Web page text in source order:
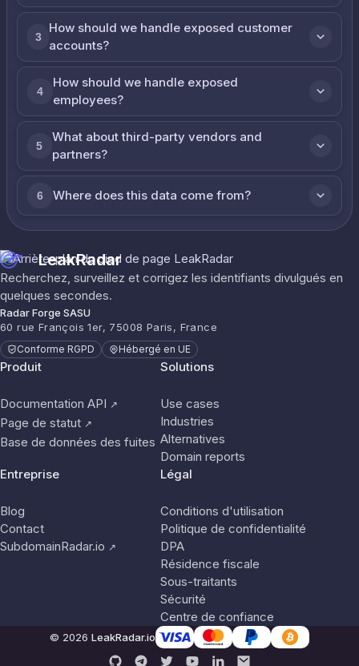
3
How should we handle exposed customer
accounts?
4
How should we handle exposed
employees?
5
What about third-party vendors and
partners?
6 Where does this data come from?
LeakRadar
Recherchez, surveillez et corrigez les identifiants divulgués en
quelques secondes.
Radar Forge SASU
60 rue François 1er, 75008 Paris, France
Conforme RGPD Hébergé en UE
Produit
Documentation API ↗
Page de statut ↗
Base de données des fuites
Solutions
Use cases
Industries
Alternatives
Domain reports
Entreprise
Blog
Contact
SubdomainRadar.io ↗
Légal
Conditions d'utilisation
Politique de confidentialité
DPA
Résidence fiscale
Sous-traitants
Sécurité
Centre de confiance
© 2026 LeakRadar.io